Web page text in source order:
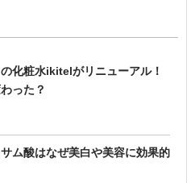
化粧水ikitelがリニューアル！
った？
サム酸はなぜ美白や美容に効果的